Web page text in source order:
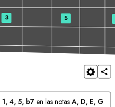
3 5
1, 4, 5, b7 en las notas A, D, E, G